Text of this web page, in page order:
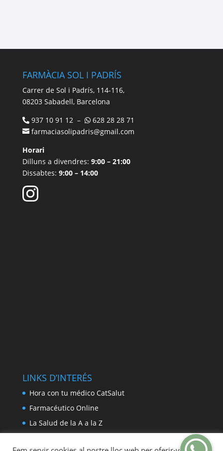
FARMÀCIA SOL I PADRÍS
Carrer de Sol i Padrís, 114-116,
08203 Sabadell, Barcelona
937 10 91 12 –
628 28 28 71
farmaciasolipadris@gmail.com
Horari
Dilluns a divendres: 9:00 – 21:00
Dissabtes: 9:00 – 14:00
LINKS D’INTERÉS
Hora con tu médico CatSalut
Farmacéutico Online
La Salud de la A a la Z